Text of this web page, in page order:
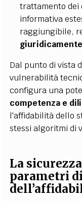
trattamento dei
informativa
raggiungibile,
Dal punto di vista
vulnerabilità
configura una
competenza e
l'affidabilità dello
stessi algoritmi di
La
parametri